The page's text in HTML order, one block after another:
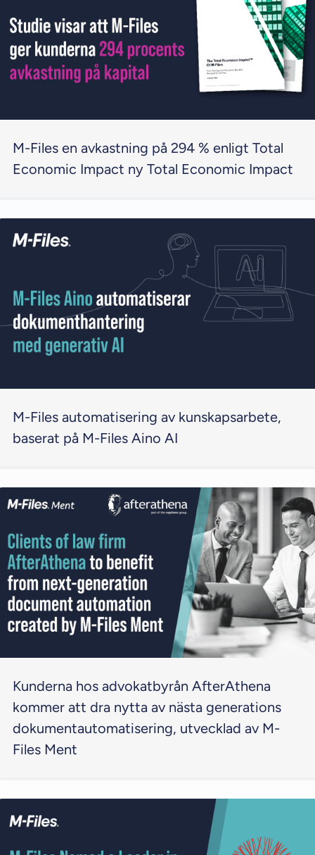
M-Files en avkastning på 294 % enligt Total
Economic Impact ny Total Economic Impact
M-Files automatisering av kunskapsarbete,
baserat på M-Files Aino AI
Kunderna hos advokatbyrån AfterAthena
kommer att dra nytta av nästa generations
dokumentautomatisering, utvecklad av M-
Files Ment